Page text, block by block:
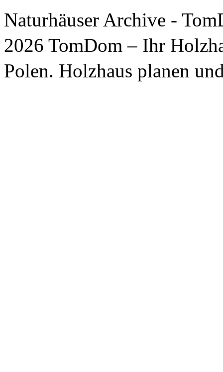
Naturhäuser Archive -
2026 TomDom – Ihr
Polen. Holzhaus planen